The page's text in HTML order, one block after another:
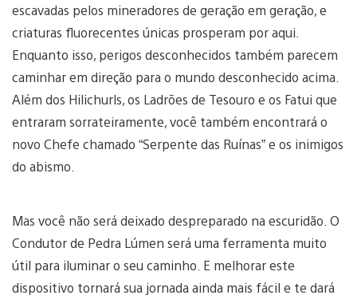
escavadas pelos mineradores de geração em geração, e
criaturas fluorecentes únicas prosperam por aqui.
Enquanto isso, perigos desconhecidos também parecem
caminhar em direção para o mundo desconhecido acima.
Além dos Hilichurls, os Ladrões de Tesouro e os Fatui que
entraram sorrateiramente, você também encontrará o
novo Chefe chamado “Serpente das Ruínas” e os inimigos
do abismo.
Mas você não será deixado despreparado na escuridão. O
Condutor de Pedra Lúmen será uma ferramenta muito
útil para iluminar o seu caminho. E melhorar este
dispositivo tornará sua jornada ainda mais fácil e te dará